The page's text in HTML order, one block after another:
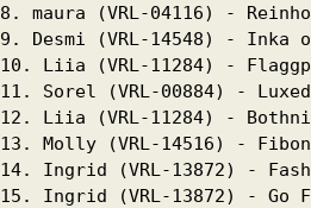
8. maura (VRL-04116) -
9. Desmi (VRL-14548) - Inka
10. Liia (VRL-11284) -
11. Sorel (VRL-00884) -
12. Liia (VRL-11284) -
13. Molly (VRL-14516) -
14. Ingrid (VRL-13872) -
15. Ingrid (VRL-13872) - Go